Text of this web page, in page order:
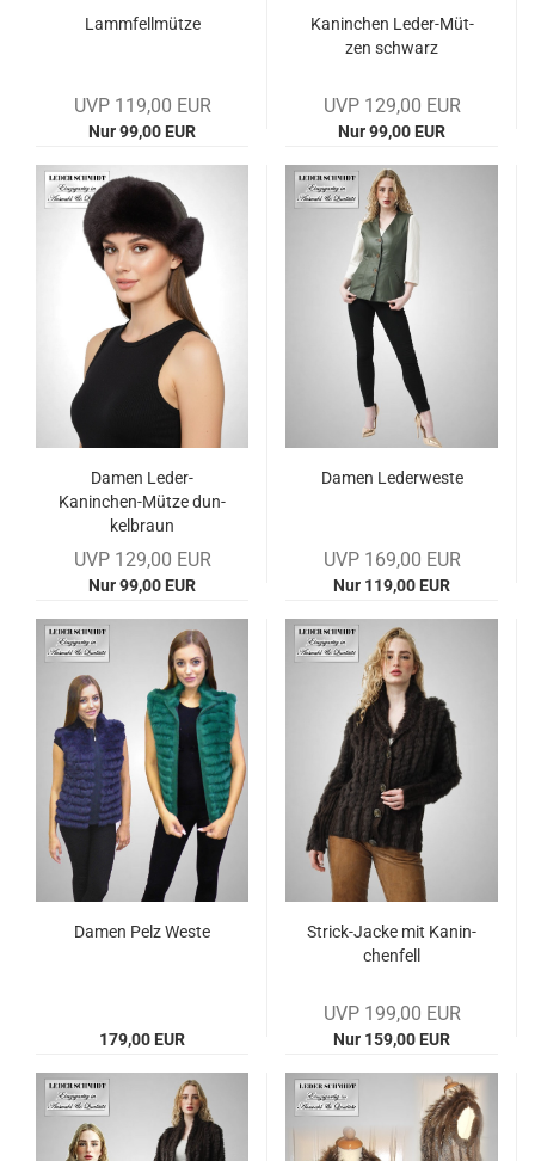
Lamm­fell­müt­ze
UVP 119,00 EUR
Nur 99,00 EUR
Ka­nin­chen Leder-​​Müt­
zen schwarz
UVP 129,00 EUR
Nur 99,00 EUR
Damen Leder-​​
Kaninchen-​Mütze dun­
kel­braun
UVP 129,00 EUR
Nur 99,00 EUR
Damen Le­der­wes­te
UVP 169,00 EUR
Nur 119,00 EUR
Damen Pelz Weste
179,00 EUR
Strick-​​Jacke mit Ka­nin­
chen­fell
UVP 199,00 EUR
Nur 159,00 EUR